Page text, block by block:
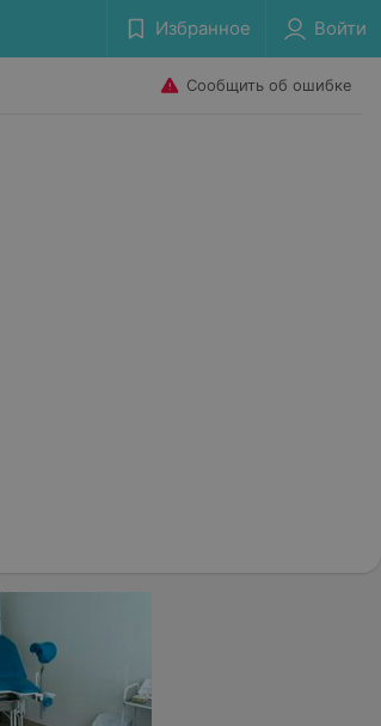
Избранное Войти
Сообщить об ошибке